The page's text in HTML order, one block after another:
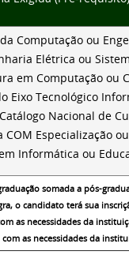
Computação ou
Elétrica ou
em Computação ou
Eixo Tecnológico
Nacional de
Especialização ou
Informática ou
somada a pós-
o candidato terá sua
as necessidades da
as necessidades da